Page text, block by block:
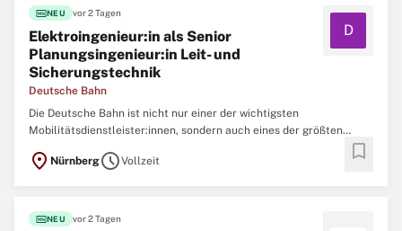
fiber_newNEU vor 2 Tagen
Elektroingenieur:in als Senior
Planungsingenieur:in Leit- und
Sicherungstechnik
Deutsche Bahn
D
Die Deutsche Bahn ist nicht nur einer der wichtigsten
Mobilitätsdienstleister:innen, sondern auch eines der größten
Ingenieurbüros Deutschlands. Um neue Brücken, Tunnel, Bahnhöfe,
Gleise und Signalanlagen zu realisieren und nachhaltig instand zu
location_on NürnbergscheduleVollzeit bookmark
fiber_newNEU vor 2 Tagen